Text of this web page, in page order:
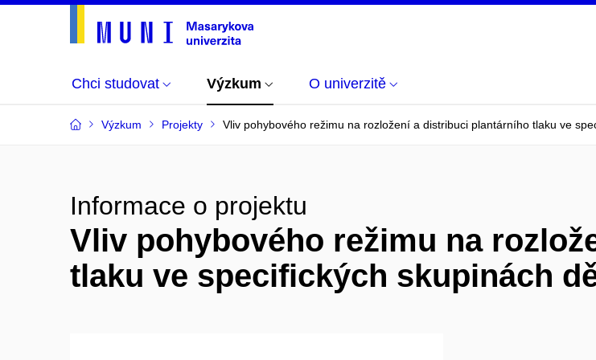
Chci studovat Výzkum O univerzitě
Výzkum Projekty Vliv pohybového režimu na rozložení a distribuci plantárního tlaku ve
Informace o projektu
Vliv pohybového režimu na
tlaku ve specifických skupinách